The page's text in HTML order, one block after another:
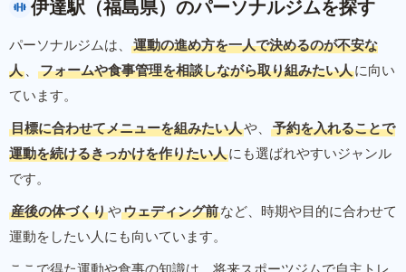
伊達駅（福島県）のパーソナルジムを探す
パーソナルジムは、
運動の進め方を一人で決めるのが不安な
人 、 フォームや食事管理を相談しながら取り組みたい人に向い
ています。
目標に合わせてメニューを組みたい人や、
予約を入れることで
運動を続けるきっかけを作りたい人にも選ばれやすいジャンル
です。
産後の体づくりやウェディング前など、時期や目的に合わせて
運動をしたい人にも向いています。